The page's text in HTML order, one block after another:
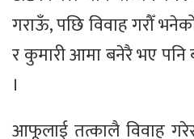
गराऊँ, पछि विवाह गरौँ
र कुमारी आमा बनेरै भए पनि
।
आफूलाई तत्कालै विवाह